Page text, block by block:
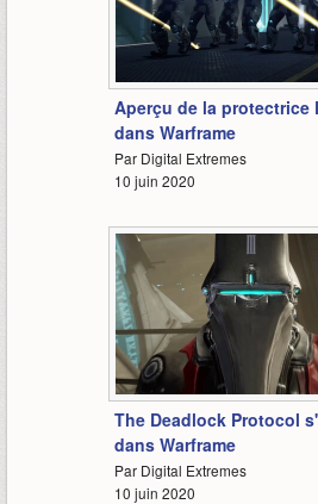
Aperçu de la protectrice
dans Warframe
Par Digital Extremes
10 juin 2020
The Deadlock Protocol
dans Warframe
Par Digital Extremes
10 juin 2020